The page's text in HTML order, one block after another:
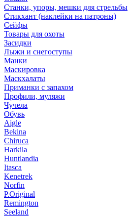
Станки, упоры, мешки для стрельбы
Стикхант (наклейки на патроны)
Сейфы
Товары для охоты
Засидки
Лыжи и снегоступы
Манки
Маскировка
Маскхалаты
Приманки с запахом
Профили, муляжи
Чучела
Обувь
Aigle
Bekina
Chiruсa
Harkila
Huntlandia
Itasca
Kenetrek
Norfin
P.Original
Remington
Seeland